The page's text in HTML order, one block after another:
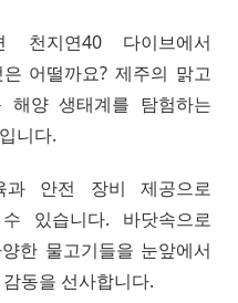
천지연40 다이브에서
어떨까요? 제주의 맑고
해양 생태계를 탐험하는
니다.
과 안전 장비 제공으로
있습니다. 바닷속으로
한 물고기들을 눈앞에서
동을 선사합니다.